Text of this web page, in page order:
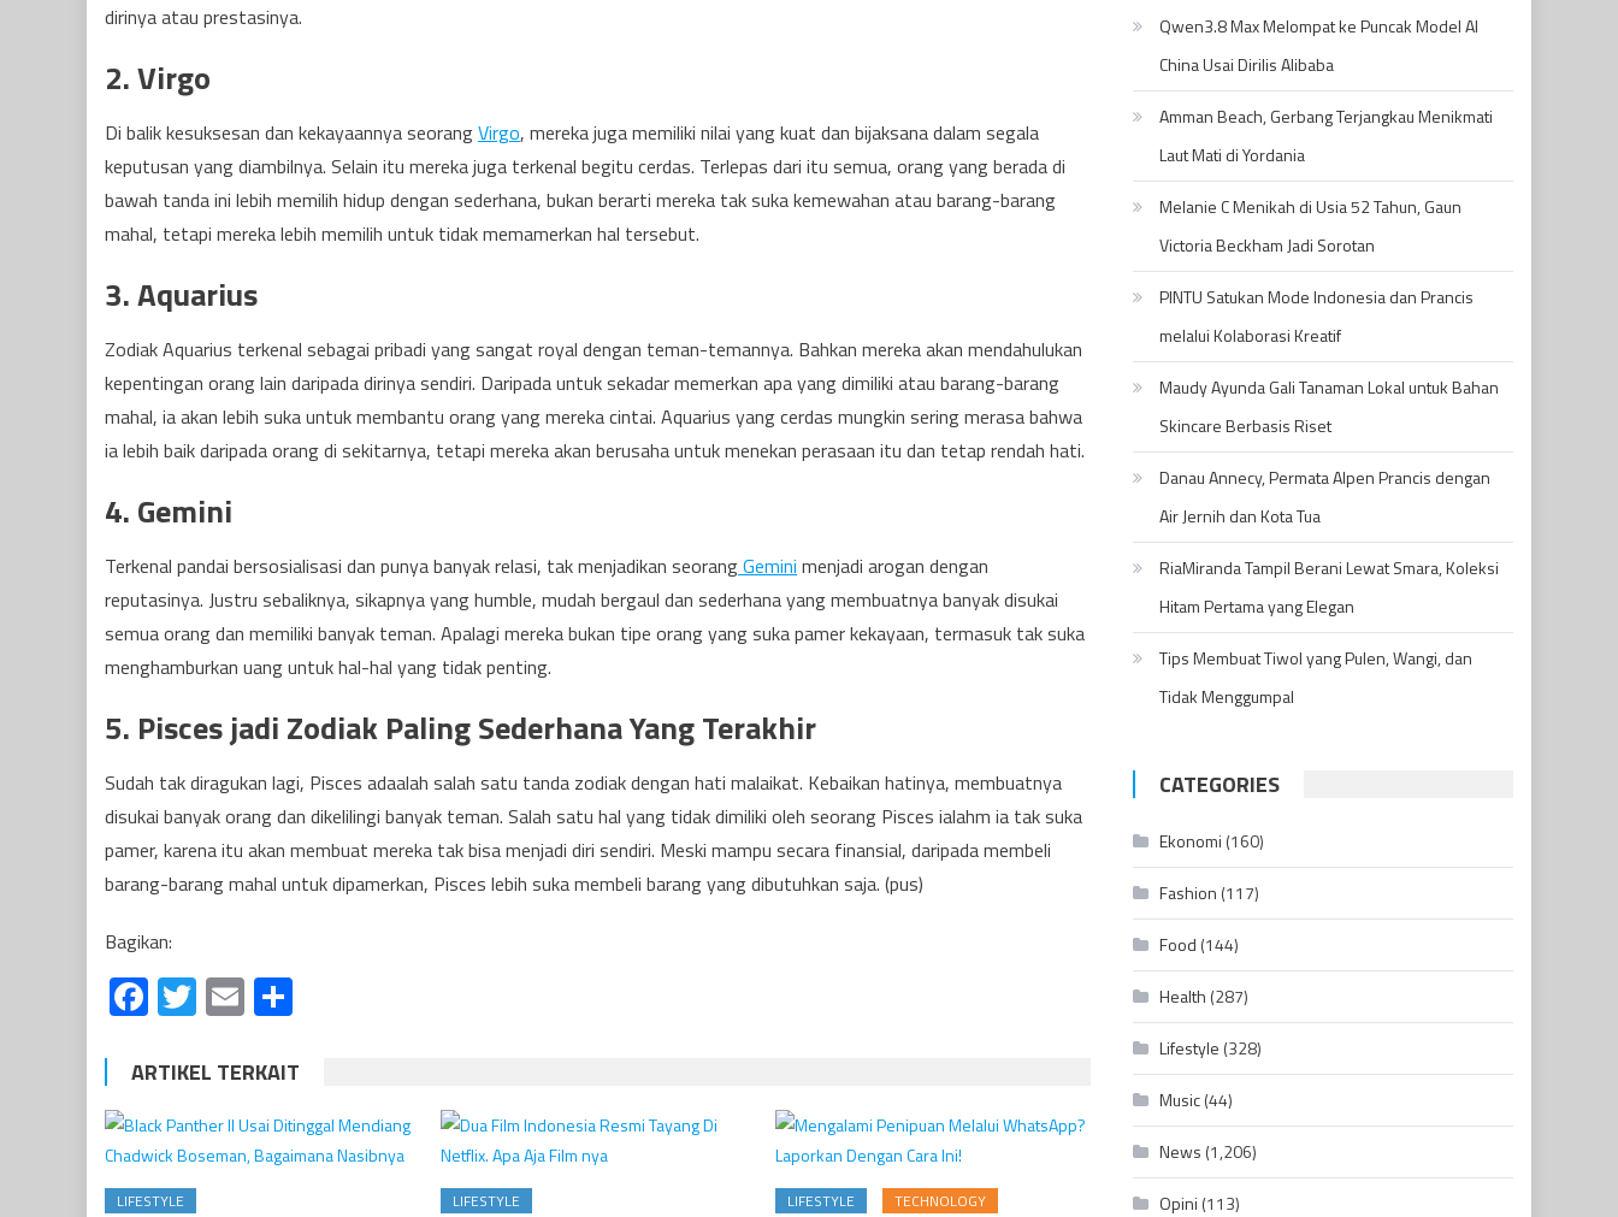
dirinya atau prestasinya.
2. Virgo
Di balik kesuksesan dan kekayaannya seorangVirgo, mereka juga memiliki nilai yang kuat dan bijaksana dalam segala
keputusan yang diambilnya. Selain itu mereka juga terkenal begitu cerdas. Terlepas dari itu semua, orang yang berada di
bawah tanda ini lebih memilih hidup dengan sederhana, bukan berarti mereka tak suka kemewahan atau barang-barang
mahal, tetapi mereka lebih memilih untuk tidak memamerkan hal tersebut.
3. Aquarius
Zodiak Aquarius terkenal sebagai pribadi yang sangat royal dengan teman-temannya. Bahkan mereka akan mendahulukan
kepentingan orang lain daripada dirinya sendiri. Daripada untuk sekadar memerkan apa yang dimiliki atau barang-barang
mahal, ia akan lebih suka untuk membantu orang yang mereka cintai. Aquarius yang cerdas mungkin sering merasa bahwa
ia lebih baik daripada orang di sekitarnya, tetapi mereka akan berusaha untuk menekan perasaan itu dan tetap rendah hati.
4. Gemini
Terkenal pandai bersosialisasi dan punya banyak relasi, tak menjadikan seorangGemini menjadi arogan dengan
reputasinya. Justru sebaliknya, sikapnya yang humble, mudah bergaul dan sederhana yang membuatnya banyak disukai
semua orang dan memiliki banyak teman. Apalagi mereka bukan tipe orang yang suka pamer kekayaan, termasuk tak suka
menghamburkan uang untuk hal-hal yang tidak penting.
5. Pisces jadi Zodiak Paling Sederhana Yang Terakhir
Sudah tak diragukan lagi, Pisces adaalah salah satu tanda zodiak dengan hati malaikat. Kebaikan hatinya, membuatnya
disukai banyak orang dan dikelilingi banyak teman. Salah satu hal yang tidak dimiliki oleh seorang Pisces ialahm ia tak suka
pamer, karena itu akan membuat mereka tak bisa menjadi diri sendiri. Meski mampu secara finansial, daripada membeli
barang-barang mahal untuk dipamerkan, Pisces lebih suka membeli barang yang dibutuhkan saja. (pus)
Bagikan:
Facebook
Twitter
Email
ARTIKEL TERKAIT
LIFESTYLE LIFESTYLE LIFESTYLE TECHNOLOGY
Qwen3.8 Max Melompat ke Puncak Model AI
China Usai Dirilis Alibaba
Amman Beach, Gerbang Terjangkau Menikmati
Laut Mati di Yordania
Melanie C Menikah di Usia 52 Tahun, Gaun
Victoria Beckham Jadi Sorotan
PINTU Satukan Mode Indonesia dan Prancis
melalui Kolaborasi Kreatif
Maudy Ayunda Gali Tanaman Lokal untuk Bahan
Skincare Berbasis Riset
Danau Annecy, Permata Alpen Prancis dengan
Air Jernih dan Kota Tua
RiaMiranda Tampil Berani Lewat Smara, Koleksi
Hitam Pertama yang Elegan
Tips Membuat Tiwol yang Pulen, Wangi, dan
Tidak Menggumpal
CATEGORIES
Ekonomi (160)
Fashion (117)
Food (144)
Health (287)
Lifestyle (328)
Music(44)
News (1,206)
Opini (113)